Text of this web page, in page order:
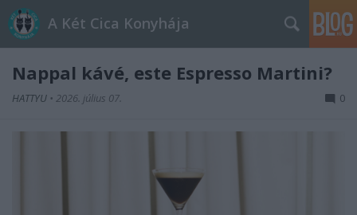
A Két Cica Konyhája
Nappal kávé, este Espresso Martini?
HATTYU • 2026. július 07. 0